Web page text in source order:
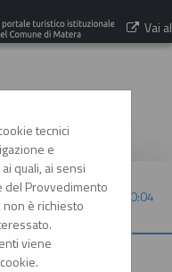
Vai al
07/08/2026 00:04
economici
tecnici
e
quali, ai sensi
del Provvedimento
non è richiesto
viene